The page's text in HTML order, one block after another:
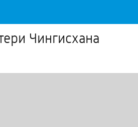
Чингисхана